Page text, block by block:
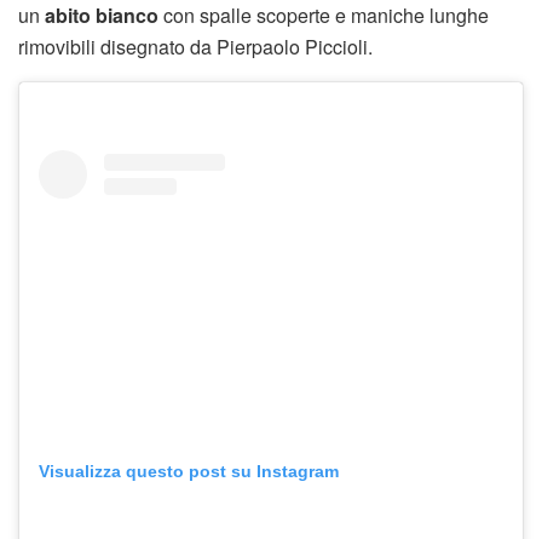
un abito bianco con spalle scoperte e maniche lunghe
rimovibili disegnato da Pierpaolo Piccioli.
Visualizza questo post su Instagram